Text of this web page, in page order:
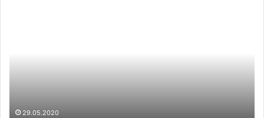
29.05.2020